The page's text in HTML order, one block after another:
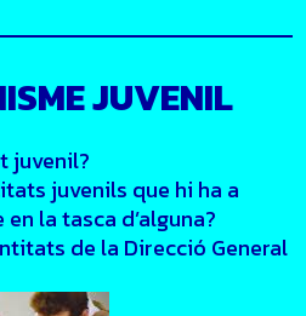
JUVENIL
juvenil?
juvenils que hi ha a
la tasca d’alguna?
de la Direcció General